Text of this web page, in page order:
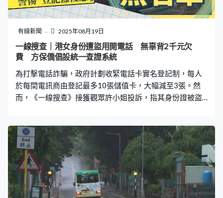
日）凌晨闖入本港800公里範圍，隨後於周日（24日）掠
過海南島，並於翌日在越南登陸。 而「伏羲」及「盤古」
預測亦大致相同，但「盤古」預測強度相對較弱，而路徑
更為接近香港，預料周六晚上在本港400公里範圍掠過。
至於歐洲中期天氣預報中心則預料該熱帶氣旋發展及移動
400公里範圍。 另外，根據天文
有線新聞 2025年08月19日
一線搜查｜港女身份遭盜用開電話 無辜背2千元欠
費 方保僑倡設統一查證系統
為打擊電話詐騙，政府計劃收緊電話卡實名登記制，每人
於每間電訊商由登記最多10張儲值卡，大幅減至3張。然
而，《一線搜查》接獲觀眾許小姐投訴，指其身份證被盜
自電話卡實名制實施後，身份盜用個案頻發，又建議電訊
商提供網上平台讓市民查詢身份是否被冒用，甚至建立統
一查證系統。 身份被盜用背負欠費 電訊商反指「有紀
錄」 許小姐早前向一間電訊商申請家居寬頻服務時，意外
發現自己被列入黑名單，原因竟是其身份證名下登記了一
個以「4」字開頭的電話號碼，涉及每月184元、為期兩年